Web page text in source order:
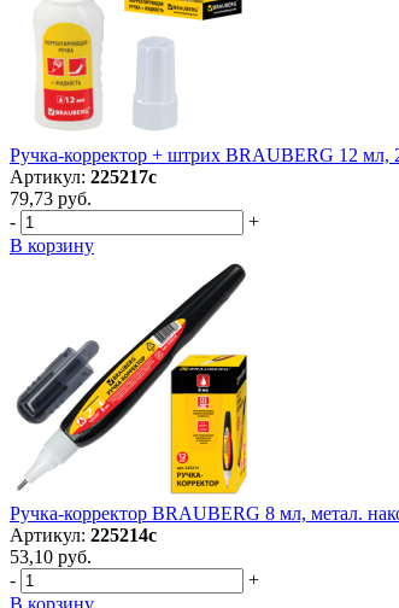
Ручка-корректор + штрих BRAUBERG 12 мл,
Артикул: 225217с
79,73 руб.
-
+
В корзину
Ручка-корректор BRAUBERG 8 мл, метал.
Артикул: 225214с
53,10 руб.
-
+
В корзину